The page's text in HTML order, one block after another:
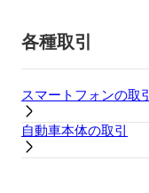
各種取引
スマートフォンの取引
自動車本体の取引